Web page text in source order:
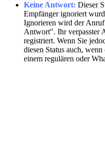
Keine Antwort: Dieser
Empfänger ignoriert
Ignorieren wird der
Antwort". Ihr verpasster
registriert. Wenn Sie
diesen Status auch,
einem regulären oder